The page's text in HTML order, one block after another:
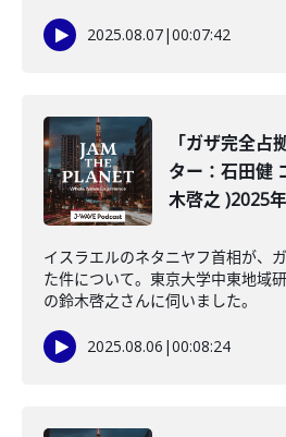
2025.08.07|00:07:42
「ガザ完全占
ター：石田健
木啓之 )2025
イスラエルのネタニヤフ首相が、
た件について。東京大学中東地域
の鈴木啓之さんに伺いました。
2025.08.06 |00:08:24